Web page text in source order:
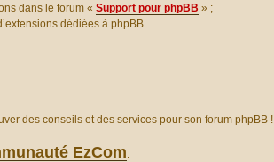
dans le forum « Support pour phpBB » ;
dédiées à phpBB.
des conseils et des services pour son forum phpBB !
EzCom.